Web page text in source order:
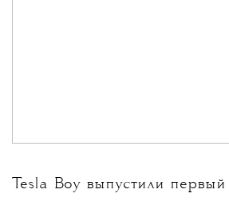
Tesla Boy выпустили первый